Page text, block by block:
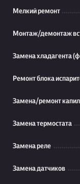
Мелкий ремонт
Монтаж/демонтаж
Замена хладагента
Ремонт блока
Замена/ремонт
Замена термостата
Замена реле
Замена датчиков